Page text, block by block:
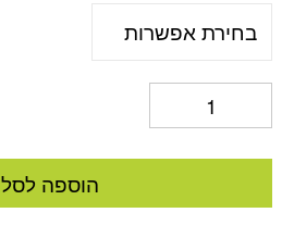
הוספה לסל